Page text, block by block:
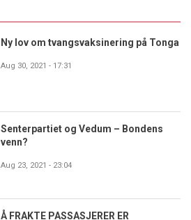
Ny lov om tvangsvaksinering på Tonga
Aug 30, 2021 - 17:31
Senterpartiet og Vedum – Bondens
venn?
Aug 23, 2021 - 23:04
Å FRAKTE PASSASJERER ER